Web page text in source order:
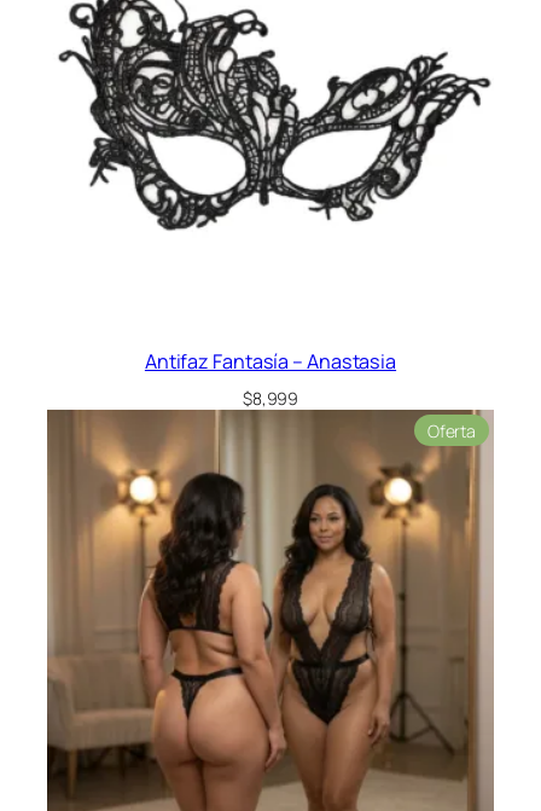
Antifaz Fantasía – Anastasia
$8,999
Oferta
en